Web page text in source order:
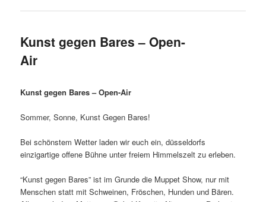
Kunst gegen Bares – Open-
Air
Kunst gegen Bares – Open-Air
Sommer, Sonne, Kunst Gegen Bares!
Bei schönstem Wetter laden wir euch ein, düsseldorfs
einzigartige offene Bühne unter freiem Himmelszelt zu erleben.
“Kunst gegen Bares” ist im Grunde die Muppet Show, nur mit
Menschen statt mit Schweinen, Fröschen, Hunden und Bären.